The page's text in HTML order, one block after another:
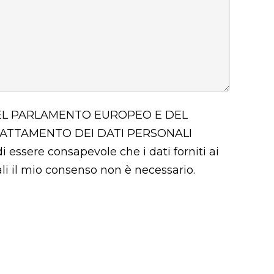
PARLAMENTO EUROPEO E DEL
DEI DATI PERSONALI
essere consapevole che i dati forniti ai
il mio consenso non è necessario.